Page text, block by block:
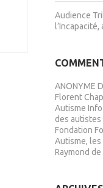
Audience
ANONYME
Florent
Autisme
des
Fondation
Autisme,
Raymond